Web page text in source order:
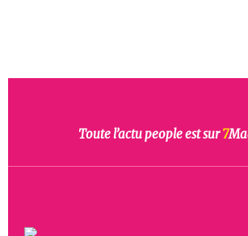
Toute l’actu people est sur7